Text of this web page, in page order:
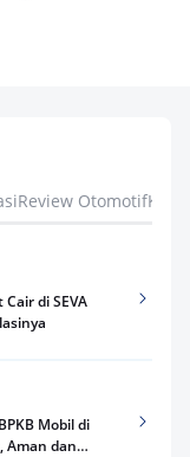
Review Otomotif
di SEVA
Mobil di
Aman dan